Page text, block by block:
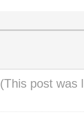
(This post was